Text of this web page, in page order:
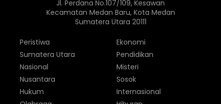
Jl. Perdana No.107/109, Kesawan
Kecamatan Medan Baru, Kota Medan
Sumatera Utara 20111
Peristiwa
Sumatera Utara
Nasional
Nusantara
Hukum
Ekonomi
Pendidikan
Misteri
Sosok
Internasional